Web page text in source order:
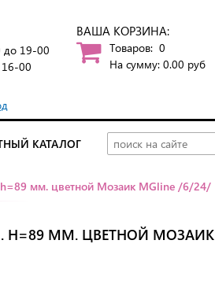
19-00
00
ВАША КОРЗИНА:
Товаров: 0
На сумму: 0.00 руб
КАТАЛОГ
мм. цветной Мозаик MGline /6/24/
ММ. ЦВЕТНОЙ МОЗАИК